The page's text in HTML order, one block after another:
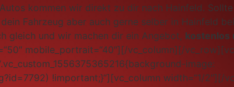
kommen wir direkt zu dir nach Hainfeld.
Fahrzeug aber auch gerne selber in Hainfeld
gleich und wir machen dir ein Angebot, kostenlos
mobile_portrait=“40″][/vc_column][/
image:
!important;}“][vc_column width=“1/2″][/